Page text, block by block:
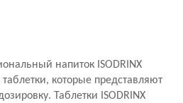
напиток ISODRINX
которые представляют
Таблетки ISODRINX